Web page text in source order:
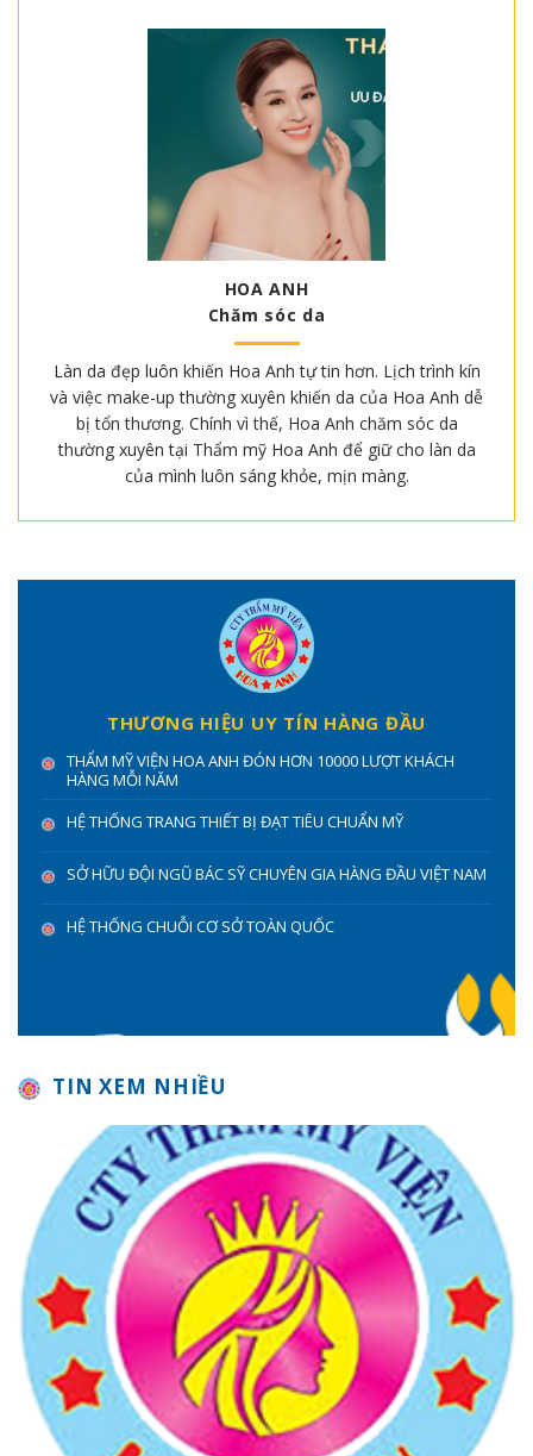
HOA ANH
Chăm sóc da
Làn da đẹp luôn khiến Hoa Anh tự tin hơn. Lịch trình kín
và việc make-up thường xuyên khiến da của Hoa Anh dễ
bị tổn thương. Chính vì thế, Hoa Anh chăm sóc da
thường xuyên tại Thẩm mỹ Hoa Anh để giữ cho làn da
của mình luôn sáng khỏe, mịn màng.
THƯƠNG HIỆU UY TÍN HÀNG ĐẦU
THẨM MỸ VIỆN HOA ANH ĐÓN HƠN 10000 LƯỢT KHÁCH
HÀNG MỖI NĂM
HỆ THỐNG TRANG THIẾT BỊ ĐẠT TIÊU CHUẨN MỸ
SỞ HỮU ĐỘI NGŨ BÁC SỸ CHUYÊN GIA HÀNG ĐẦU VIỆT NAM
HỆ THỐNG CHUỖI CƠ SỞ TOÀN QUỐC
TIN XEM NHIỀU